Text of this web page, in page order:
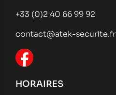
+33 (0)2 40 66 99 92
contact@atek-securite.fr
HORAIRES